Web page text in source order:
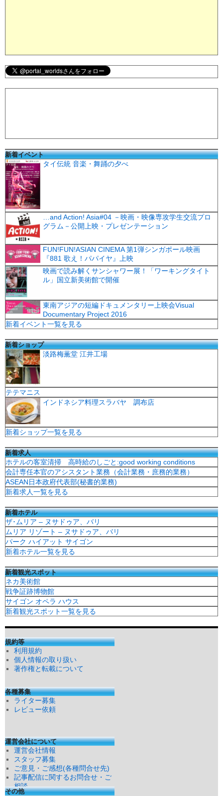
新着イベント
タイ伝統 音楽・舞踊の夕べ
…and Action! Asia#04 －映画・映像専攻学生交流プロ
グラム－公開上映・プレゼンテーション
FUN!FUN!ASIAN CINEMA 第1弾シンガポール映画
『881 歌え！パパイヤ』上映
映画で読み解くサンシャワー展！「ワーキングタイト
ル」国立新美術館で開催
東南アジアの短編ドキュメンタリー上映会Visual
Documentary Project 2016
新着イベント一覧を見る
新着ショップ
淡路梅薫堂 江井工場
テテマニス
インドネシア料理スラバヤ 調布店
新着ショップ一覧を見る
新着求人
ホテルの客室清掃 高時給のしごと:good working conditions
会計専任本官のアシスタント業務（会計業務・庶務的業務）
ASEAN日本政府代表部(秘書的業務)
新着求人一覧を見る
新着ホテル
ザ･ムリア – ヌサドゥア、バリ
ムリア リゾート – ヌサドゥア、バリ
パーク ハイアット サイゴン
新着ホテル一覧を見る
新着観光スポット
ネカ美術館
戦争証跡博物館
サイゴン オペラ ハウス
新着観光スポット一覧を見る
規約等
利用規約
個人情報の取り扱い
著作権と転載について
各種募集
ライター募集
レビュー依頼
運営会社について
運営会社情報
スタッフ募集
ご意見・ご感想(各種問合せ先)
記事配信に関するお問合せ・ご
相談
その他